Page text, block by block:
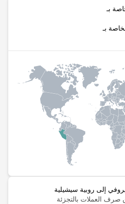
بـ
بـ
إلى روبية سيشيلية
العملات بالتجزئة